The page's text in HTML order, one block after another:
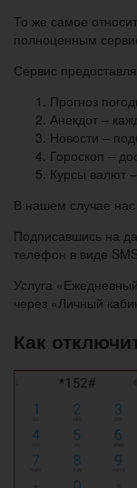
То же самое
полноценным
Сервис
Прогноз
Анекдот –
Новости –
Гороскоп –
Курсы валют
В нашем случае нас
Подписавшись на
телефон в виде
Услуга
через «Личный
Как